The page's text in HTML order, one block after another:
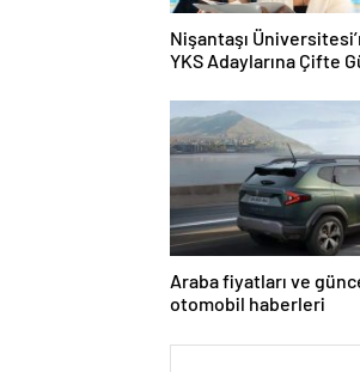
Nişantaşı
YKS Adaylarına Çifte
Araba fiyatları ve
otomobil haberleri